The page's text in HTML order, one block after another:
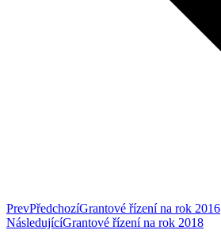
PrevPředchozíGrantové řízení na rok 2016
NásledujícíGrantové řízení na rok 2018